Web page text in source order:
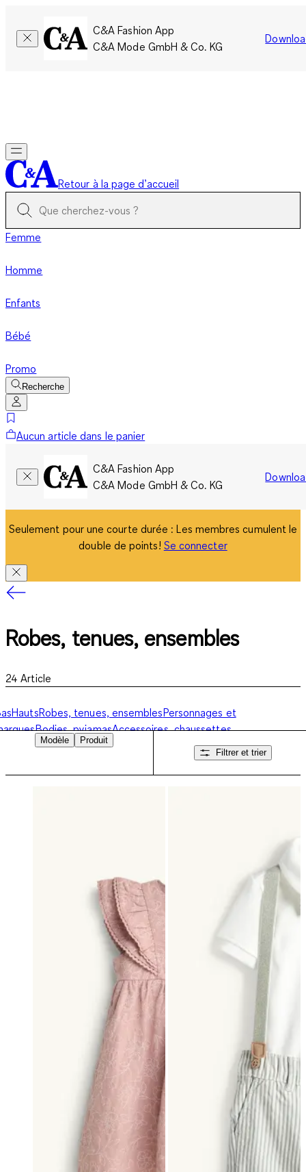
C&A Fashion App
C&A Mode GmbH & Co. KG
Retour à la page d’accueil
Femme
Homme
Enfants
Bébé
Promo
Recherche
Aucun article dans le panier
C&A Fashion App
C&A Mode GmbH & Co. KG
Seulement pour une courte durée : Les membres cumulent le
double de points! Se connecter
Robes, tenues, ensembles
24 Article
HautsRobes, tenues, ensemblesPersonnages et
Bodies, pyjamasAccessoires, chaussettes,
Maillots de bain
Modèle
Produit
Filtrer et trier